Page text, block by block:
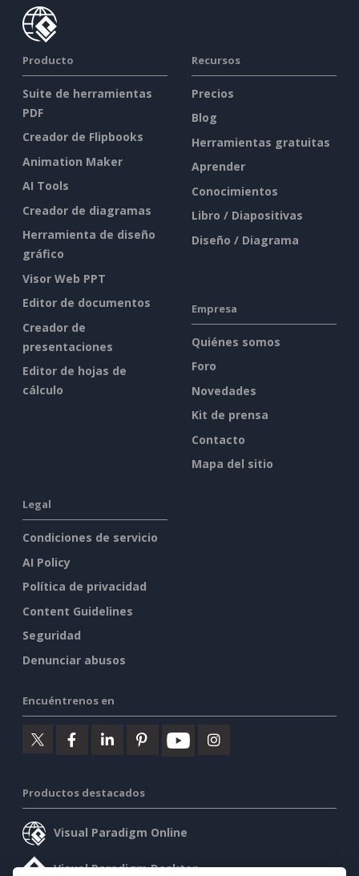
Producto
Suite de herramientas
PDF
Creador de Flipbooks
Animation Maker
AI Tools
Creador de diagramas
Herramienta de diseño
gráfico
Visor Web PPT
Editor de documentos
Creador de
presentaciones
Editor de hojas de
cálculo
Recursos
Precios
Blog
Herramientas gratuitas
Aprender
Conocimientos
Libro / Diapositivas
Diseño / Diagrama
Empresa
Quiénes somos
Foro
Novedades
Kit de prensa
Contacto
Mapa del sitio
Legal
Condiciones de servicio
AI Policy
Política de privacidad
Content Guidelines
Seguridad
Denunciar abusos
Encuéntrenos en
Productos destacados
Visual Paradigm Online
Visual Paradigm Desktop